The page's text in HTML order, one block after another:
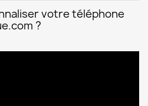
votre téléphone
?